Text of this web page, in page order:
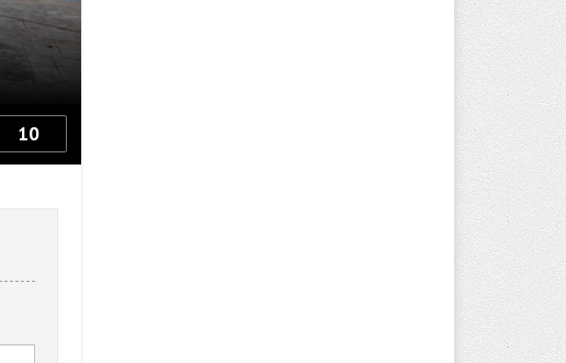
250 BİN ÖĞÜN, BİNLERCE
10